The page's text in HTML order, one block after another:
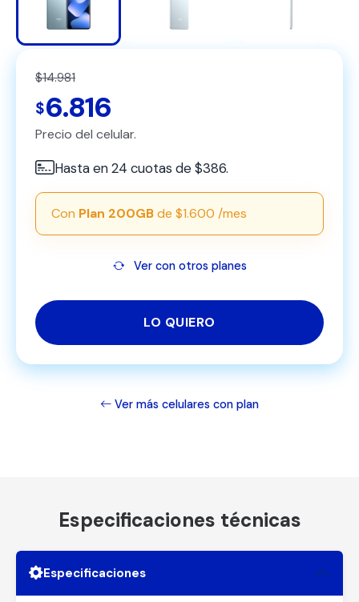
$14.981
$6.816
Precio del celular.
Hasta en 24 cuotas de $386.
Con Plan 200GBde $1.600 /mes
Ver con otros planes
LO QUIERO
Ver más celulares con plan
Especificaciones técnicas
Especificaciones